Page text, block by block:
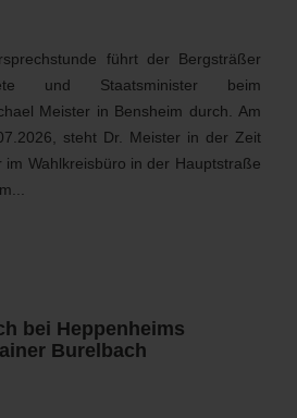
führt der Bergsträßer
und Staatsminister beim
Meister in Bensheim durch. Am
steht Dr. Meister in der Zeit
Wahlkreisbüro in der Hauptstraße
bei Heppenheims
Burelbach